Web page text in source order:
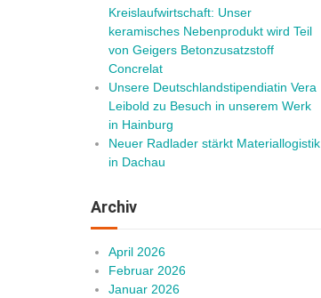
Kreislaufwirtschaft: Unser
keramisches Nebenprodukt wird Teil
von Geigers Betonzusatzstoff
Concrelat
Unsere Deutschlandstipendiatin Vera
Leibold zu Besuch in unserem Werk
in Hainburg
Neuer Radlader stärkt Materiallogistik
in Dachau
Archiv
April 2026
Februar 2026
Januar 2026